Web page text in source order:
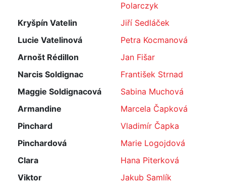
Polarczyk
Kryšpín Vatelin
Jiří Sedláček
Lucie Vatelinová
Petra Kocmanová
Arnošt Rédillon
Jan Fišar
Narcis Soldignac
František Strnad
Maggie Soldignacová
Sabina Muchová
Armandine
Marcela Čapková
Pinchard
Vladimír Čapka
Pinchardová
Marie Logojdová
Clara
Hana Piterková
Viktor
Jakub Samlík